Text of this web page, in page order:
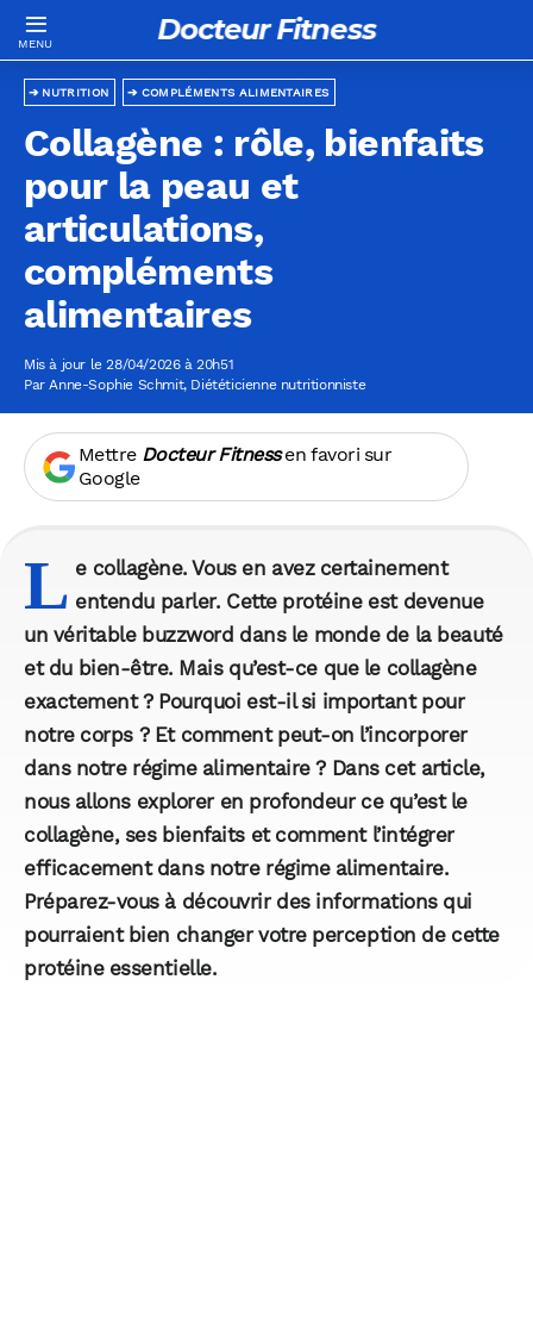
Docteur Fitness
COMPLÉMENTS ALIMENTAIRES
NUTRITION
Collagène : rôle, bienfaits
pour la peau et
articulations,
compléments
alimentaires
Mis à jour le 28/04/2026 à 20h51
ParAnne-Sophie Schmit, Diététicienne nutritionniste
Mettre Docteur Fitnessen favori sur
Google
L e collagène. Vous en avez certainement
entendu parler. Cette protéine est devenue
un véritable buzzword dans le monde de la beauté
et du bien-être. Mais qu’est-ce que le collagène
exactement ? Pourquoi est-il si important pour
notre corps ? Et comment peut-on l’incorporer
dans notre régime alimentaire ? Dans cet article,
nous allons explorer en profondeur ce qu’est le
collagène, ses bienfaits et comment l’intégrer
efficacement dans notre régime alimentaire.
Préparez-vous à découvrir des informations qui
pourraient bien changer votre perception de cette
protéine essentielle.